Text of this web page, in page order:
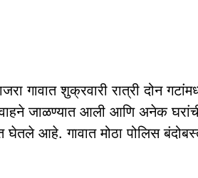
गावात शुक्रवारी रात्री दोन
जाळण्यात आली आणि अनेक
घेतले आहे. गावात मोठा पोलिस